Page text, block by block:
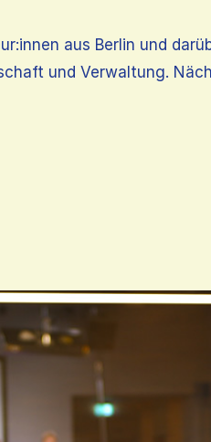
aus Berlin und
und Verwaltung.